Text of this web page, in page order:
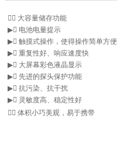
▶  大容量储存功能
▶ 电池电量提示
▶ 触摸式操作，使得操作简单方便
▶ 重复性好、响应速度快
▶ 大屏幕彩色液晶显示
▶ 先进的探头保护功能
▶ 抗污染、抗干扰
▶ 灵敏度高、稳定性好
▶  体积小巧美观，易于携带